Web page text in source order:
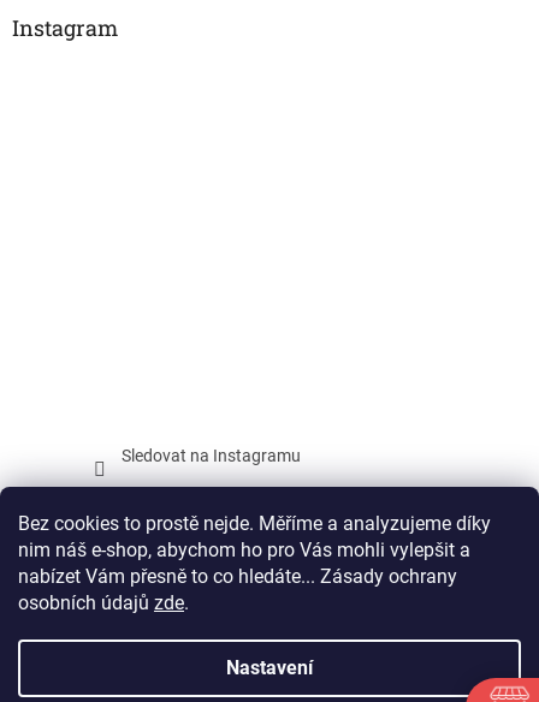
Bez cookies to prostě nejde. Měříme a analyzujeme díky
nim náš e-shop, abychom ho pro Vás mohli vylepšit a
nabízet Vám přesně to co hledáte... Zásady ochrany
osobních údajů zde.
Nastavení
Instagram
Sledovat na Instagramu
Facebook